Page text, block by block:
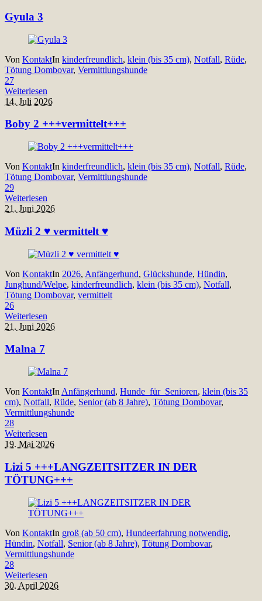
Gyula 3
Von KontaktIn kinderfreundlich, klein (bis 35 cm), Notfall, Rüde,
Tötung Dombovar, Vermittlungshunde
27
Weiterlesen
14. Juli 2026
Boby 2 +++vermittelt+++
Von KontaktIn kinderfreundlich, klein (bis 35 cm), Notfall, Rüde,
Tötung Dombovar, Vermittlungshunde
29
Weiterlesen
21. Juni 2026
Müzli 2 ♥ vermittelt ♥
Von KontaktIn 2026, Anfängerhund, Glückshunde, Hündin,
Junghund/Welpe, kinderfreundlich, klein (bis 35 cm), Notfall,
Tötung Dombovar, vermittelt
26
Weiterlesen
21. Juni 2026
Malna 7
Von KontaktIn Anfängerhund, Hunde_für_Senioren, klein (bis 35
cm), Notfall, Rüde, Senior (ab 8 Jahre), Tötung Dombovar,
Vermittlungshunde
28
Weiterlesen
19. Mai 2026
Lizi 5 +++LANGZEITSITZER IN DER
TÖTUNG+++
Von KontaktIn groß (ab 50 cm), Hundeerfahrung notwendig,
Hündin, Notfall, Senior (ab 8 Jahre), Tötung Dombovar,
Vermittlungshunde
28
Weiterlesen
30. April 2026